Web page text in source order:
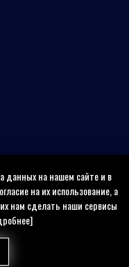
данных на нашем сайте и в
на их использование, а
нам сделать наши сервисы